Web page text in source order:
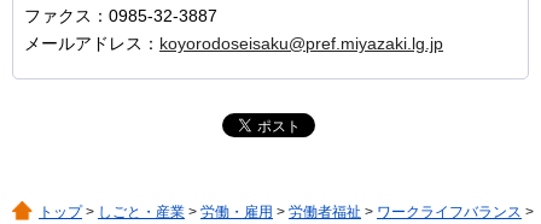
ファクス：0985-32-3887
メールアドレス： koyorodoseisaku@pref.miyazaki.lg.jp
トップ> しごと・産業 > 労働・雇用 > 労働者福祉 > ワークライフバランス >